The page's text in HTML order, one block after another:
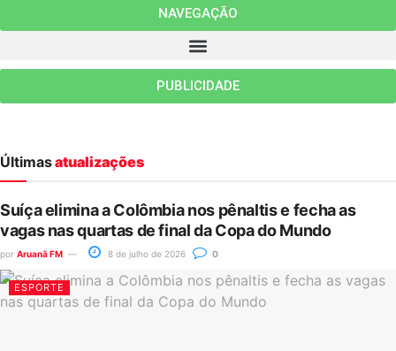
NAVEGAÇÃO
PUBLICIDADE
Últimasatualizações
Suíça elimina a Colômbia nos pênaltis e fecha as
vagas nas quartas de final da Copa do Mundo
por Aruanã FM 8 de julho de 2026 0
ESPORTE